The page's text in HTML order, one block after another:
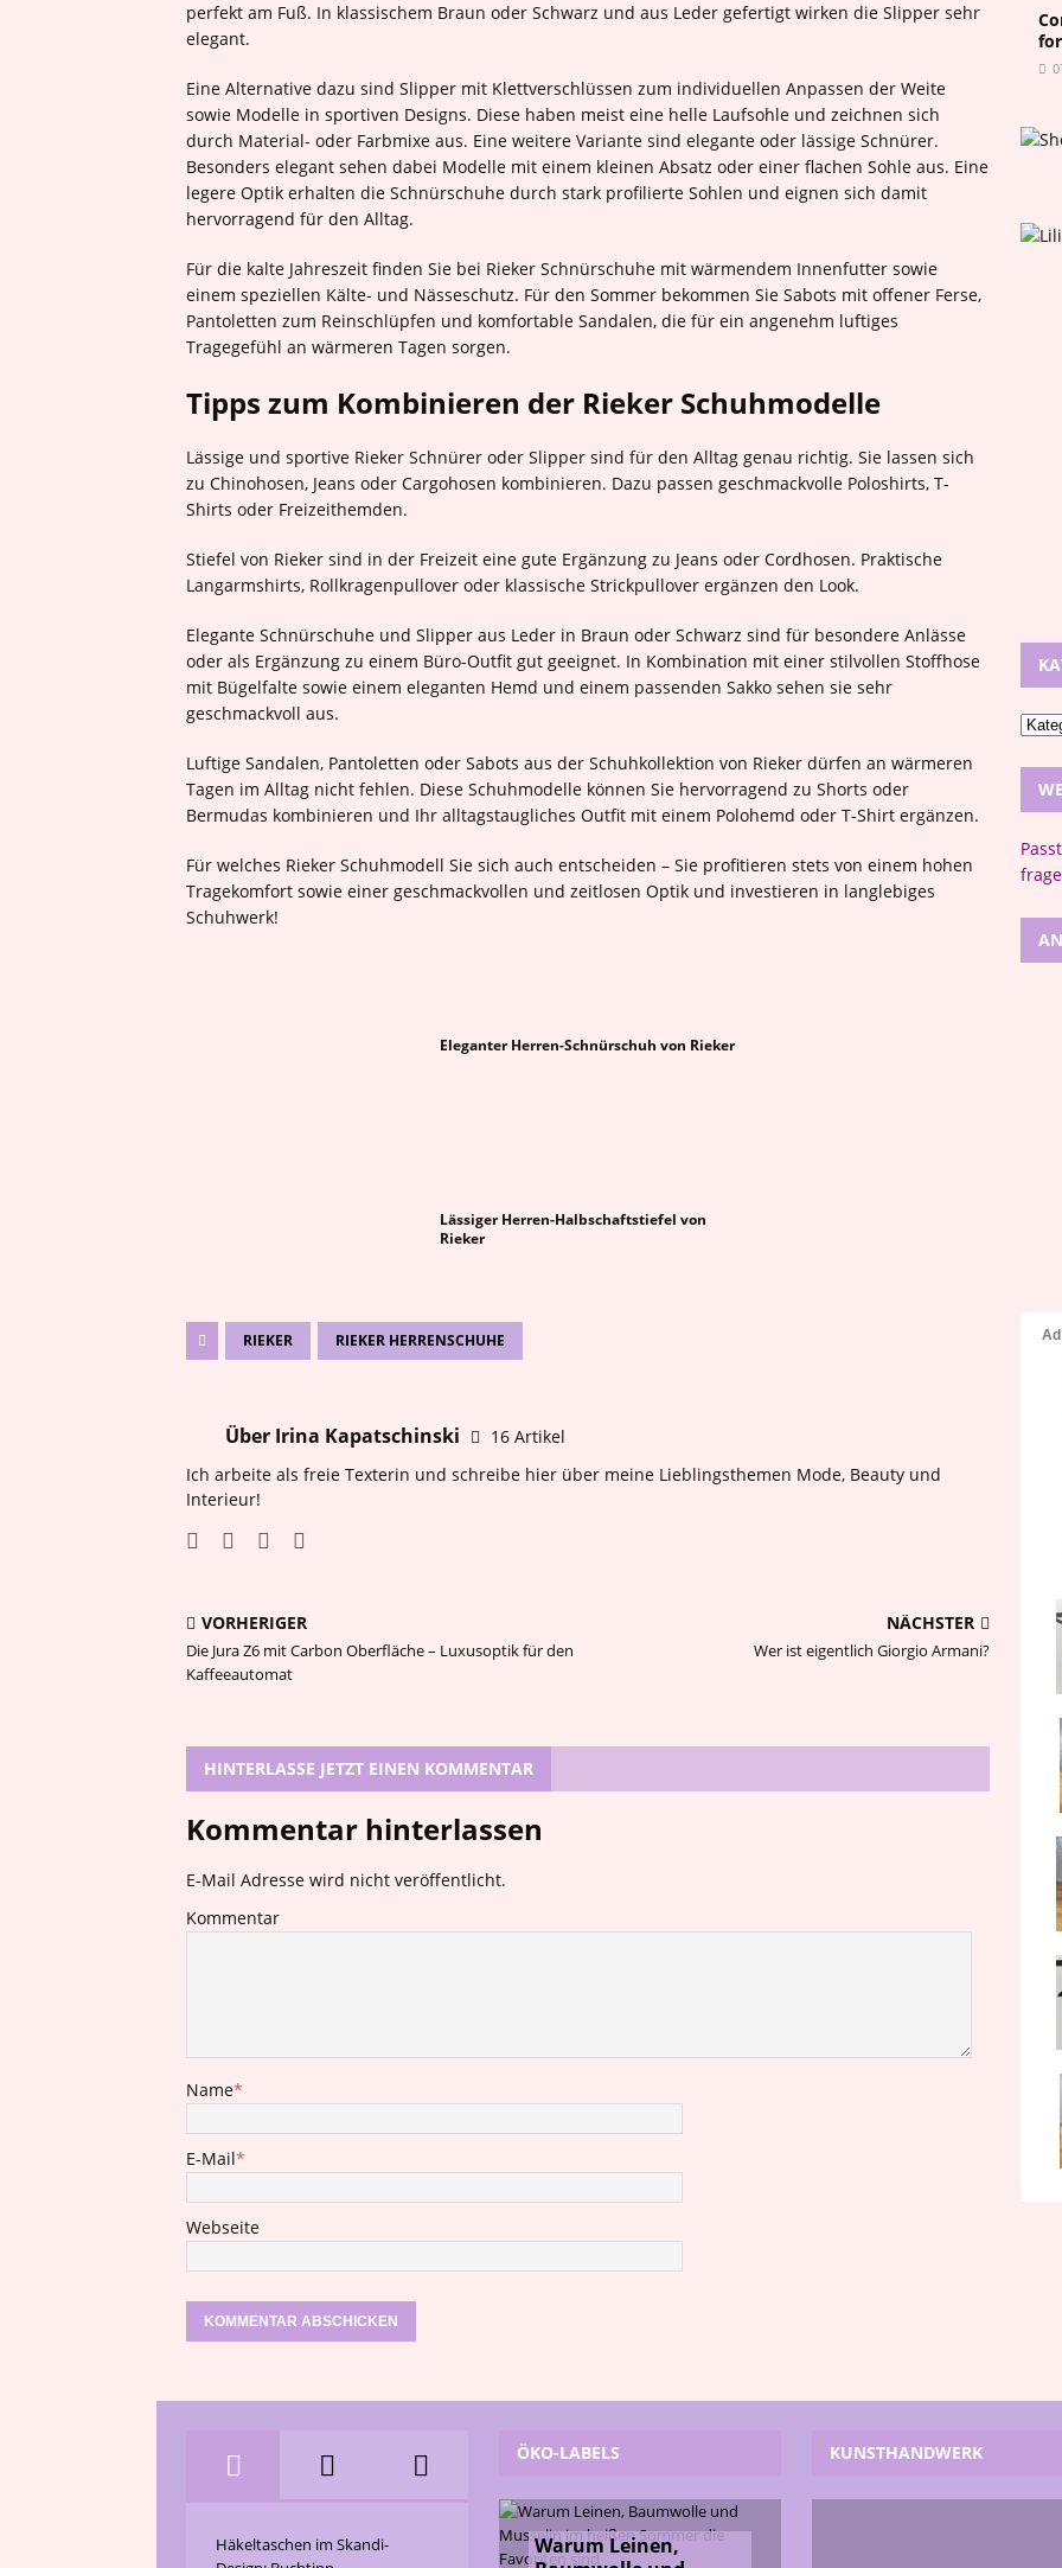
perfekt am Fuß. In klassischem Braun oder Schwarz und aus Leder gefertigt wirken die Slipper sehr
elegant.
Eine Alternative dazu sind Slipper mit Klettverschlüssen zum individuellen Anpassen der Weite
sowie Modelle in sportiven Designs. Diese haben meist eine helle Laufsohle und zeichnen sich
durch Material- oder Farbmixe aus. Eine weitere Variante sind elegante oder lässige Schnürer.
Besonders elegant sehen dabei Modelle mit einem kleinen Absatz oder einer flachen Sohle aus. Eine
legere Optik erhalten die Schnürschuhe durch stark profilierte Sohlen und eignen sich damit
hervorragend für den Alltag.
Für die kalte Jahreszeit finden Sie bei Rieker Schnürschuhe mit wärmendem Innenfutter sowie
einem speziellen Kälte- und Nässeschutz. Für den Sommer bekommen Sie Sabots mit offener Ferse,
Pantoletten zum Reinschlüpfen und komfortable Sandalen, die für ein angenehm luftiges
Tragegefühl an wärmeren Tagen sorgen.
Tipps zum Kombinieren der Rieker Schuhmodelle
Lässige und sportive Rieker Schnürer oder Slipper sind für den Alltag genau richtig. Sie lassen sich
zu Chinohosen, Jeans oder Cargohosen kombinieren. Dazu passen geschmackvolle Poloshirts, T-
Shirts oder Freizeithemden.
Stiefel von Rieker sind in der Freizeit eine gute Ergänzung zu Jeans oder Cordhosen. Praktische
Langarmshirts, Rollkragenpullover oder klassische Strickpullover ergänzen den Look.
Elegante Schnürschuhe und Slipper aus Leder in Braun oder Schwarz sind für besondere Anlässe
oder als Ergänzung zu einem Büro-Outfit gut geeignet. In Kombination mit einer stilvollen Stoffhose
mit Bügelfalte sowie einem eleganten Hemd und einem passenden Sakko sehen sie sehr
geschmackvoll aus.
Luftige Sandalen, Pantoletten oder Sabots aus der Schuhkollektion von Rieker dürfen an wärmeren
Tagen im Alltag nicht fehlen. Diese Schuhmodelle können Sie hervorragend zu Shorts oder
Bermudas kombinieren und Ihr alltagstaugliches Outfit mit einem Polohemd oder T-Shirt ergänzen.
Für welches Rieker Schuhmodell Sie sich auch entscheiden – Sie profitieren stets von einem hohen
Tragekomfort sowie einer geschmackvollen und zeitlosen Optik und investieren in langlebiges
Schuhwerk!
Eleganter Herren-Schnürschuh von Rieker
Lässiger Herren-Halbschaftstiefel von
Rieker
RIEKER RIEKER HERRENSCHUHE
Über Irina Kapatschinski
16 Artikel
Ich arbeite als freie Texterin und schreibe hier über meine Lieblingsthemen Mode, Beauty und
Interieur!
VORHERIGER
Die Jura Z6 mit Carbon Oberfläche – Luxusoptik für den
Kaffeeautomat
NÄCHSTER
Wer ist eigentlich Giorgio Armani?
HINTERLASSE JETZT EINEN KOMMENTAR
Kommentar hinterlassen
E-Mail Adresse wird nicht veröffentlicht.
Kommentar
Name*
E-Mail*
Webseite
Häkeltaschen im Skandi-
ÖKO-LABELS
Warum Leinen,
KUNSTHANDWERK